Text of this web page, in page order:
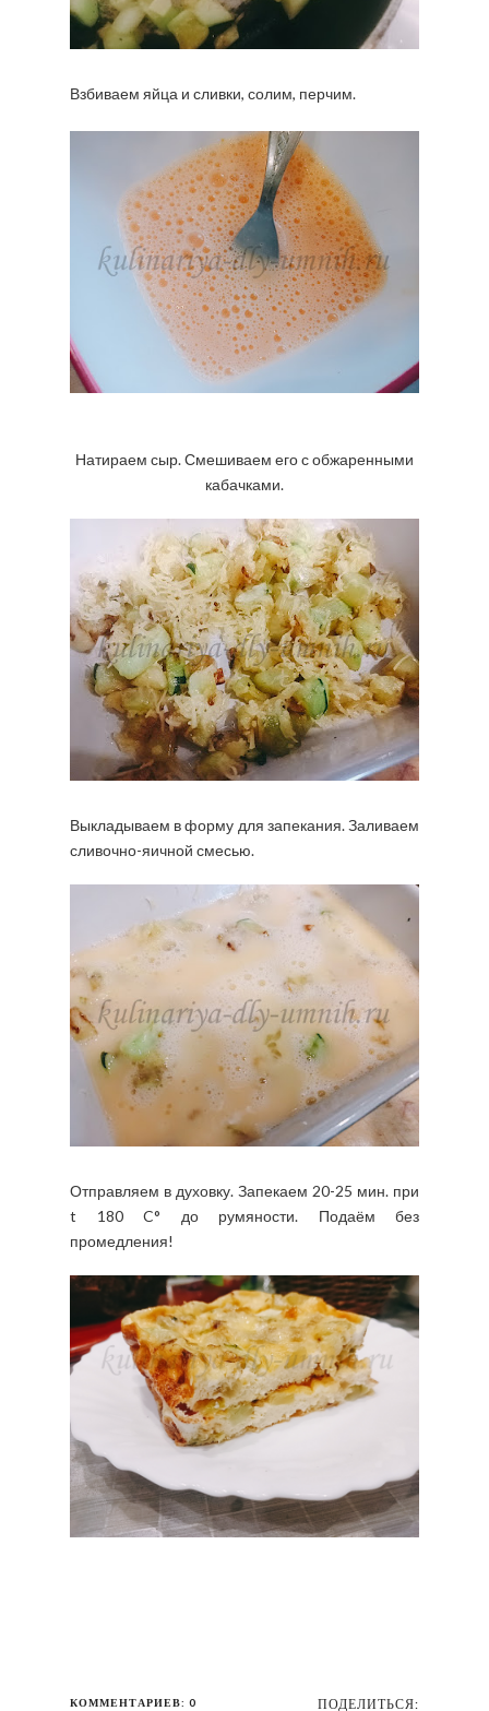
Взбиваем яйца и сливки, солим, перчим.
Натираем сыр. Смешиваем его с обжаренными
кабачками.
Выкладываем в форму для запекания. Заливаем
сливочно-яичной смесью.
Отправляем в духовку. Запекаем 20-25 мин. при
t 180 C° до румяности. Подаём без
промедления!
КОММЕНТАРИЕВ: 0 ПОДЕЛИТЬСЯ: